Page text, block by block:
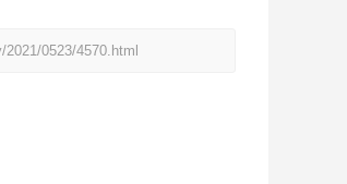
0523/4570.html